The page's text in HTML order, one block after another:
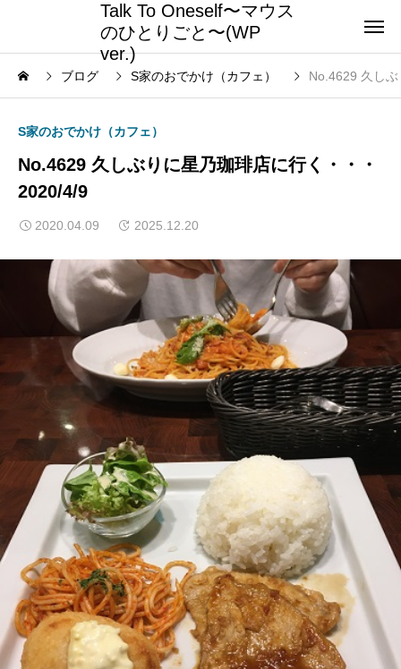
Talk To Oneself〜マウス
のひとりごと〜(WP
ver.)
ブログ S家のおでかけ（カフェ） No.4629 久し
S家のおでかけ（カフェ）
No.4629 久しぶりに星乃珈琲店に行く・・・
2020/4/9
2020.04.09 2025.12.20